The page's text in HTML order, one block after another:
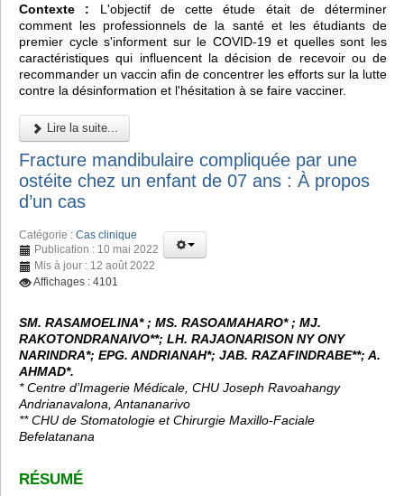
Contexte : L'objectif de cette étude était de déterminer
comment les professionnels de la santé et les étudiants de
premier cycle s'informent sur le COVID-19 et quelles sont les
caractéristiques qui influencent la décision de recevoir ou de
recommander un vaccin afin de concentrer les efforts sur la lutte
contre la désinformation et l'hésitation à se faire vacciner.
Lire la suite...
Fracture mandibulaire compliquée par une
ostéite chez un enfant de 07 ans : À propos
d’un cas
Catégorie : Cas clinique
Publication : 10 mai 2022
Mis à jour : 12 août 2022
Affichages : 4101
SM. RASAMOELINA* ; MS. RASOAMAHARO* ; MJ.
RAKOTONDRANAIVO**; LH. RAJAONARISON NY ONY
NARINDRA*; EPG. ANDRIANAH*; JAB. RAZAFINDRABE**; A.
AHMAD*.
* Centre d’Imagerie Médicale, CHU Joseph Ravoahangy
Andrianavalona, Antananarivo
** CHU de Stomatologie et Chirurgie Maxillo-Faciale
Befelatanana
RÉSUMÉ